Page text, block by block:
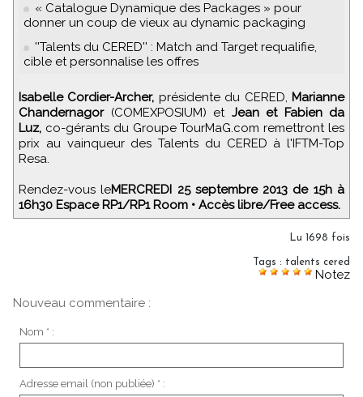
« Catalogue Dynamique des Packages » pour
donner un coup de vieux au dynamic packaging
''Talents du CERED'' : Match and Target requalifie,
cible et personnalise les offres
Isabelle Cordier-Archer, présidente du CERED, Marianne
Chandernagor(COMEXPOSIUM) et Jean et Fabien da
Luz, co-gérants du Groupe TourMaG.com remettront les
prix au vainqueur des Talents du CERED à l'IFTM-Top
Resa.
Rendez-vous leMERCREDI 25 septembre 2013 de 15h à
16h30 Espace RP1/RP1 Room • Accès libre/Free access.
Lu 1698 fois
Tags : talents cered
Notez
Nouveau commentaire :
Nom * :
Adresse email (non publiée) * :